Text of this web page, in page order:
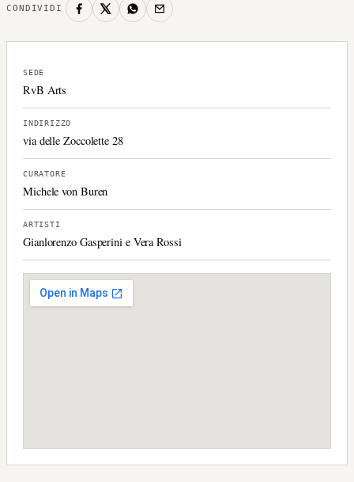
CONDIVIDI
SEDE
RvB Arts
INDIRIZZO
via delle Zoccolette 28
CURATORE
Michele von Buren
ARTISTI
Gianlorenzo Gasperini e Vera Rossi